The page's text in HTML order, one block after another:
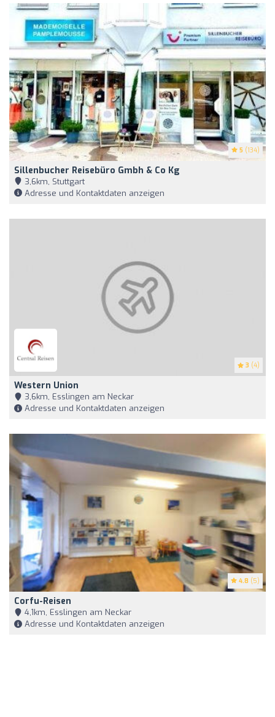
5 (134)
Sillenbucher Reisebüro Gmbh & Co Kg
3,6km, Stuttgart
Adresse und Kontaktdaten anzeigen
3 (4)
Western Union
3,6km, Esslingen am Neckar
Adresse und Kontaktdaten anzeigen
4.8 (5)
Corfu-Reisen
4,1km, Esslingen am Neckar
Adresse und Kontaktdaten anzeigen